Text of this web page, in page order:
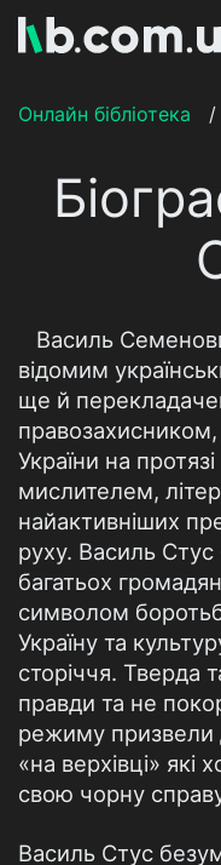
Онлайн бібліотека
/
Василь
відомим
ще й
України на
мислителем,
найактивніших
руху. Василь Стус
багатьох
символом
Україну та
сторіччя. Тверда
правди та не
режиму призвели
«на верхівці» які
свою чорну
Василь Стус